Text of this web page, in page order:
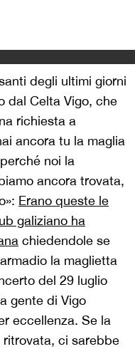
degli ultimi giorni
dal Celta Vigo, che
richiesta a
ancora tu la maglia
noi la
ancora trovata,
Erano queste le
galiziano ha
chiedendole se
la maglietta
del 29 luglio
gente di Vigo
eccellenza. Se la
ritrovata, ci sarebbe